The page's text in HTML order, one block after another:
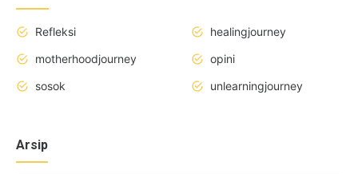
Refleksi
healingjourney
motherhoodjourney
opini
sosok
unlearningjourney
Arsip